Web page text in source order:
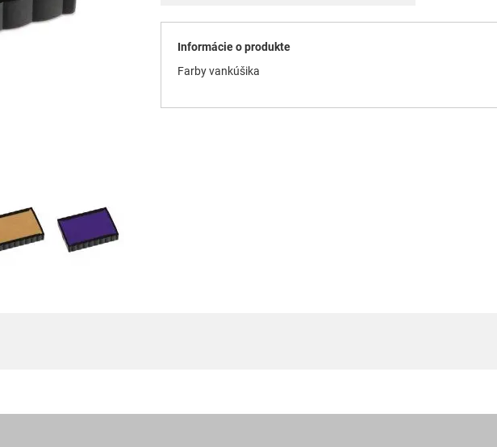
Informácie o produkte
Farby vankúšika